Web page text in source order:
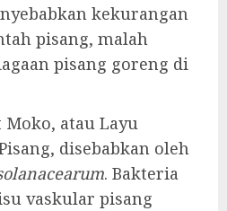
kekurangan
pisang, malah
pisang goreng di
atau Layu
disebabkan oleh
. Bakteria
vaskular pisang